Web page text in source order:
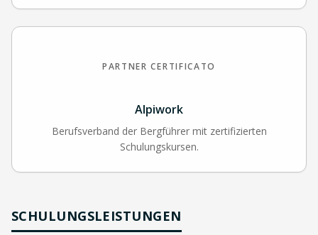
PARTNER CERTIFICATO
Alpiwork
Berufsverband der Bergführer mit zertifizierten
Schulungskursen.
SCHULUNGSLEISTUNGEN